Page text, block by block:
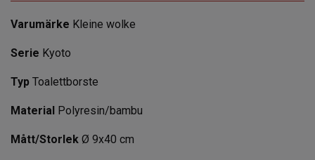
Varumärke Kleine wolke
Serie Kyoto
Typ Toalettborste
Material Polyresin/bambu
Mått/Storlek Ø 9x40 cm